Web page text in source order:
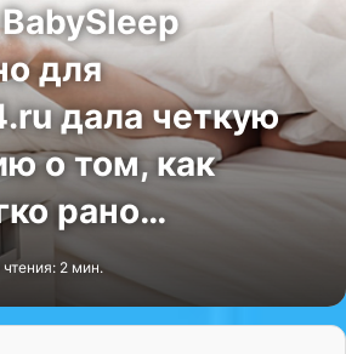
для
дала четкую
о том, как
рано…
2 мин.